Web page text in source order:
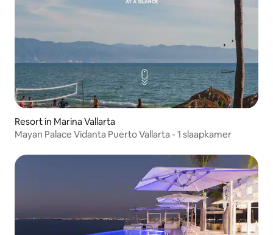
Resort in Marina Vallarta
Mayan Palace Vidanta Puerto Vallarta - 1 slaapkamer